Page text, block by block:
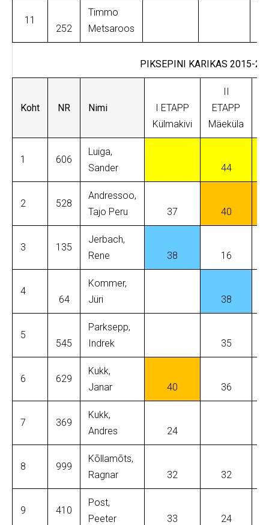
11
252
Timmo
Metsaroos
PIKSEPINI KARIKAS 2015-
Koht NR Nimi
I ETAPP
Külmakivi
II
ETAPP
Mäeküla
1 606
Luiga,
Sander
44
2 528
Andressoo,
Tajo Peru
37 40
3 135
Jerbach,
Rene
38 16
4
64
Kommer,
Jüri
38
5
545
Parksepp,
Indrek
35
6 629
Kukk,
Janar
40 36
7 369
Kukk,
Andres
24
8 999
Kõllamõts,
Ragnar
32 32
9 410
Post,
Peeter
33 24